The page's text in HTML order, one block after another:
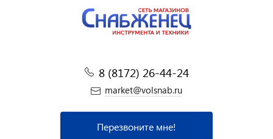
8 (8172) 26-44-24
market@volsnab.ru
Перезвоните мне!